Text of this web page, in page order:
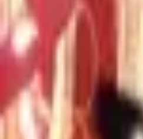
Каталог